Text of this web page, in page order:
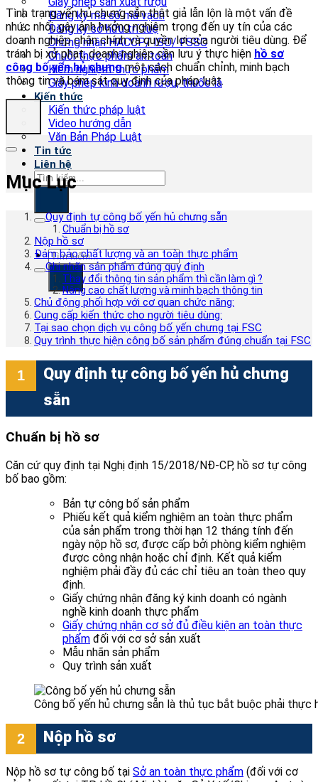
Đăng ký mã số mã vạch
Đăng ký sở hữu trí tuệ
Chứng nhận HACCP/ ISO/ FSSC
Chuỗi thực phẩm an toàn
Kiểm nghiệm thực phẩm
Giấy phép kinh doanh rượu, thuốc lá
Kiến thức
Kiến thức pháp luật
Video hướng dẫn
Văn Bản Pháp Luật
Tin tức
Liên hệ
Tình trạng yến hủ chưng sẵn thật giả lẫn lộn là một vấn đề
nhức nhối, gây ảnh hưởng nghiêm trọng đến uy tín của các
doanh nghiệp chân chính và quyền lợi của người tiêu dùng. Để
tránh bị xử phạt, doanh nghiệp cần lưu ý thực hiện hồ sơ
công bố yến hủ chưngmột cách chuẩn chỉnh, minh bạch
thông tin và bám sát quy định của pháp luật.
Mục Lục
Quy định tự công bố yến hủ chưng sẵn
Chuẩn bị hồ sơ
Nộp hồ sơ
Đảm bảo chất lượng và an toàn thực phẩm
Ghi nhãn sản phẩm đúng quy định
Thay đổi thông tin sản phẩm thì cần làm gì ?
Nâng cao chất lượng và minh bạch thông tin
Chủ động phối hợp với cơ quan chức năng:
Cung cấp kiến thức cho người tiêu dùng:
Tại sao chọn dịch vụ công bố yến chưng tại FSC
Quy trình thực hiện công bố sản phẩm đúng chuẩn tại FSC
Quy định tự công bố yến hủ chưng
sẵn
Chuẩn bị hồ sơ
Căn cứ quy định tại Nghị định 15/2018/NĐ-CP, hồ sơ tự công
bố bao gồm:
Bản tự công bố sản phẩm
Phiếu kết quả kiểm nghiệm an toàn thực phẩm
của sản phẩm trong thời hạn 12 tháng tính đến
ngày nộp hồ sơ, được cấp bởi phòng kiểm nghiệm
được công nhận hoặc chỉ định. Kết quả kiểm
nghiệm phải đầy đủ các chỉ tiêu an toàn theo quy
định.
Giấy chứng nhận đăng ký kinh doanh có ngành
nghề kinh doanh thực phẩm
Giấy chứng nhận cơ sở đủ điều kiện an toàn thực
phẩm đối với cơ sở sản xuất
Mẫu nhãn sản phẩm
Quy trình sản xuất
Công bố yến hủ chưng sẵn là thủ tục bắt buộc phải
Nộp hồ sơ
Nộp hồ sơ tự công bố tại Sở an toàn thực phẩm (đối với cơ